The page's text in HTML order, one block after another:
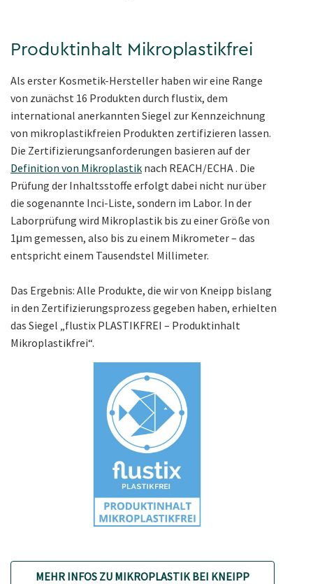
Produktinhalt Mikroplastikfrei
Als erster Kosmetik-Hersteller haben wir eine Range
von zunächst 16 Produkten durch flustix, dem
international anerkannten Siegel zur Kennzeichnung
von mikroplastikfreien Produkten zertifizieren lassen.
Die Zertifizierungsanforderungen basieren auf der
Definition von Mikroplastik nach REACH/ECHA . Die
Prüfung der Inhaltsstoffe erfolgt dabei nicht nur über
die sogenannte Inci-Liste, sondern im Labor. In der
Laborprüfung wird Mikroplastik bis zu einer Größe von
1μm gemessen, also bis zu einem Mikrometer – das
entspricht einem Tausendstel Millimeter.
Das Ergebnis: Alle Produkte, die wir von Kneipp bislang
in den Zertifizierungsprozess gegeben haben, erhielten
das Siegel „flustix PLASTIKFREI – Produktinhalt
Mikroplastikfrei“.
MEHR INFOS ZU MIKROPLASTIK BEI KNEIPP